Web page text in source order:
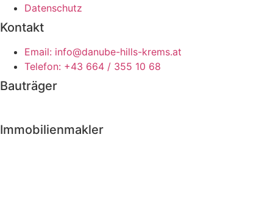
Datenschutz
Kontakt
Email: info@danube-hills-krems.at
Telefon: +43 664 / 355 10 68
Bauträger
Immobilienmakler